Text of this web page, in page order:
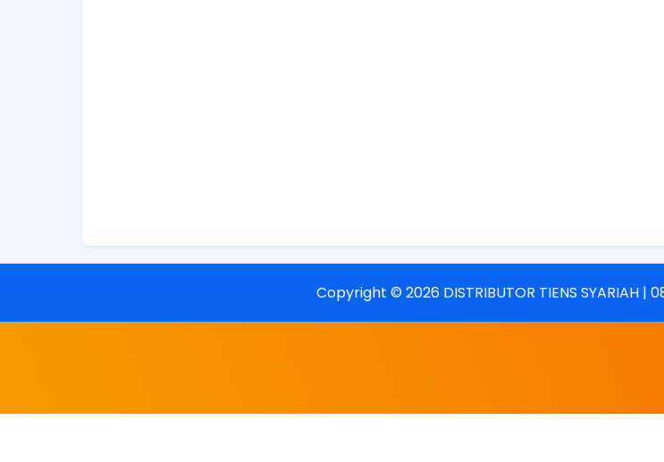
Copyright © 2026 DISTRIBUTOR TIENS SYARIAH |